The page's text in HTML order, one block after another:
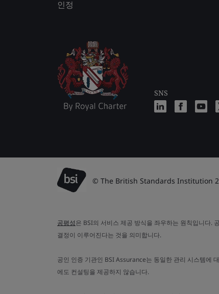
인정
SNS
© The British Standards Institution
공평성은 BSI의 서비스 제공 방식을 좌우하는 원칙입니다.
결정이 이루어진다는 것을 의미합니다.
공인 인증 기관인 BSI Assurance는 동일한 관리 시스템에
에도 컨설팅을 제공하지 않습니다.